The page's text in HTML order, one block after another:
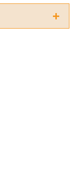
Sie zuerst die in
haben.
ein spezielles
mit
sind, den
bevor
Ihrer Aktivität
gibt es